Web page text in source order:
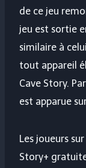
de ce jeu
jeu est sortie
similaire à
tout appareil
Cave Story.
est apparue
Les joueurs
Story+